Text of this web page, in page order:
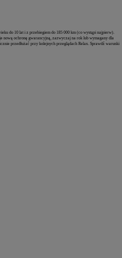
do 10 lat i z przebiegiem do 185 000 km (co wystąpi najpierw).
nową ochronę gwarancyjną, zazwyczaj na rok lub wymagany dla
przedłużać przy kolejnych przeglądach Relax. Sprawdź warunki